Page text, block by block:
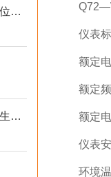
智能音叉液位计：物联网时代的液位监测新趋势
食品加工厂压力表选型如何兼顾卫生与耐腐蚀性
仪表
额定
额定
额定
仪表
环境